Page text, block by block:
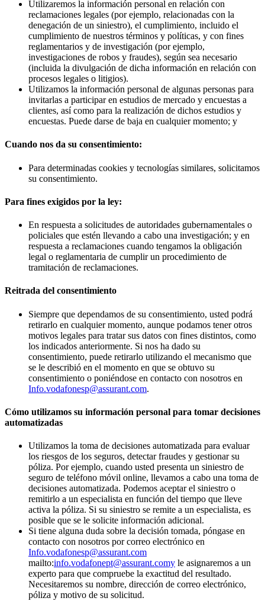
Utilizaremos la información personal en relación con
reclamaciones legales (por ejemplo, relacionadas con la
denegación de un siniestro), el cumplimiento, incluido el
cumplimiento de nuestros términos y políticas, y con fines
reglamentarios y de investigación (por ejemplo,
investigaciones de robos y fraudes), según sea necesario
(incluida la divulgación de dicha información en relación con
procesos legales o litigios).
Utilizamos la información personal de algunas personas para
invitarlas a participar en estudios de mercado y encuestas a
clientes, así como para la realización de dichos estudios y
encuestas. Puede darse de baja en cualquier momento; y
Cuando nos da su consentimiento:
Para determinadas cookies y tecnologías similares, solicitamos
su consentimiento.
Para fines exigidos por la ley:
En respuesta a solicitudes de autoridades gubernamentales o
policiales que estén llevando a cabo una investigación; y en
respuesta a reclamaciones cuando tengamos la obligación
legal o reglamentaria de cumplir un procedimiento de
tramitación de reclamaciones.
Reitrada del consentimiento
Siempre que dependamos de su consentimiento, usted podrá
retirarlo en cualquier momento, aunque podamos tener otros
motivos legales para tratar sus datos con fines distintos, como
los indicados anteriormente. Si nos ha dado su
consentimiento, puede retirarlo utilizando el mecanismo que
se le describió en el momento en que se obtuvo su
consentimiento o poniéndose en contacto con nosotros en
Info.vodafonesp@assurant.com.
Cómo utilizamos su información personal para tomar decisiones
automatizadas
Utilizamos la toma de decisiones automatizada para evaluar
los riesgos de los seguros, detectar fraudes y gestionar su
póliza. Por ejemplo, cuando usted presenta un siniestro de
seguro de teléfono móvil online, llevamos a cabo una toma de
decisiones automatizada. Podemos aceptar el siniestro o
remitirlo a un especialista en función del tiempo que lleve
activa la póliza. Si su siniestro se remite a un especialista, es
posible que se le solicite información adicional.
Si tiene alguna duda sobre la decisión tomada, póngase en
contacto con nosotros por correo electrónico en
Info.vodafonesp@assurant.com
mailto:info.vodafonept@assurant.comy le asignaremos a un
experto para que compruebe la exactitud del resultado.
Necesitaremos su nombre, dirección de correo electrónico,
póliza y motivo de su solicitud.